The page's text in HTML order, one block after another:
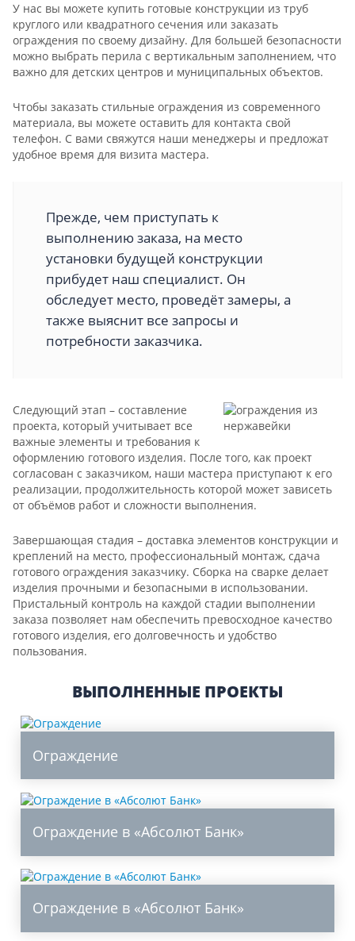
У нас вы можете купить готовые конструкции из труб
круглого или квадратного сечения или заказать
ограждения по своему дизайну. Для большей безопасности
можно выбрать перила с вертикальным заполнением, что
важно для детских центров и муниципальных объектов.
Чтобы заказать стильные ограждения из современного
материала, вы можете оставить для контакта свой
телефон. С вами свяжутся наши менеджеры и предложат
удобное время для визита мастера.
Прежде, чем приступать к
выполнению заказа, на место
установки будущей конструкции
прибудет наш специалист. Он
обследует место, проведёт замеры, а
также выяснит все запросы и
потребности заказчика.
Следующий этап – составление
проекта, который учитывает все
важные элементы и требования к
оформлению готового изделия. После того, как проект
согласован с заказчиком, наши мастера приступают к его
реализации, продолжительность которой может зависеть
от объёмов работ и сложности выполнения.
Завершающая стадия – доставка элементов конструкции и
креплений на место, профессиональный монтаж, сдача
готового ограждения заказчику. Сборка на сварке делает
изделия прочными и безопасными в использовании.
Пристальный контроль на каждой стадии выполнении
заказа позволяет нам обеспечить превосходное качество
готового изделия, его долговечность и удобство
пользования.
ВЫПОЛНЕННЫЕ ПРОЕКТЫ
Ограждение
Ограждение в «Абсолют Банк»
Ограждение в «Абсолют Банк»